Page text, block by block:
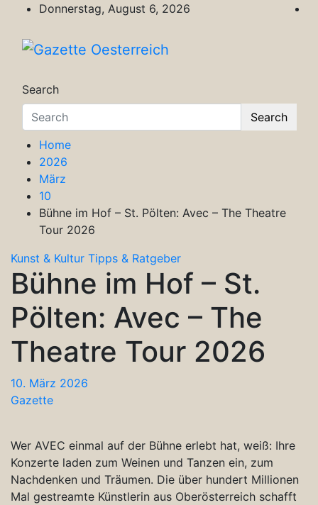
content
Donnerstag, August 6, 2026
Search
Search
Home
2026
März
10
Bühne im Hof – St. Pölten: Avec – The Theatre
Tour 2026
Kunst & Kultur Tipps & Ratgeber
Bühne im Hof – St.
Pölten: Avec – The
Theatre Tour 2026
10. März 2026
Gazette
Wer AVEC einmal auf der Bühne erlebt hat, weiß: Ihre
Konzerte laden zum Weinen und Tanzen ein, zum
Nachdenken und Träumen. Die über hundert Millionen
Mal gestreamte Künstlerin aus Oberösterreich schafft